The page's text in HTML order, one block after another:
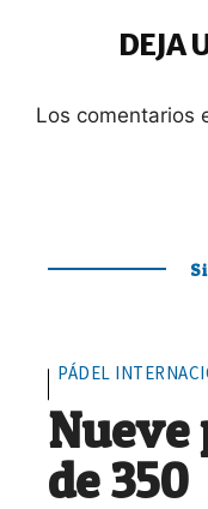
DEJA
Los comentarios
PÁDEL
Nueve
de 350